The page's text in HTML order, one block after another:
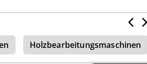
| 1-Achse Lift | Werkzeugkasten |
| Irrtum, Eingabefehler und
Holzbearbeitungsmaschinen